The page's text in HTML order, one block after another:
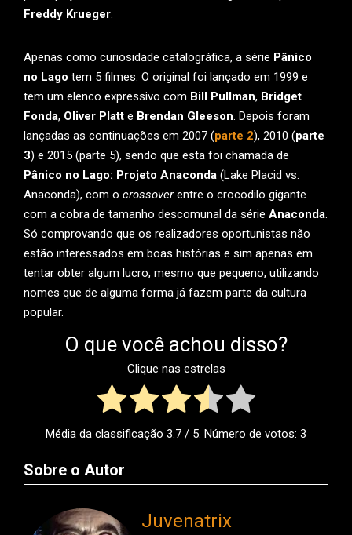
Freddy Krueger.
Apenas como curiosidade catalográfica, a série Pânico
no Lago tem 5 filmes. O original foi lançado em 1999 e
tem um elenco expressivo com Bill Pullman, Bridget
Fonda, Oliver Platt e Brendan Gleeson. Depois foram
lançadas as continuações em 2007 (parte 2), 2010 (parte
3) e 2015 (parte 5), sendo que esta foi chamada de
Pânico no Lago: Projeto Anaconda (Lake Placid vs.
Anaconda), com o crossoverentre o crocodilo gigante
com a cobra de tamanho descomunal da série Anaconda.
Só comprovando que os realizadores oportunistas não
estão interessados em boas histórias e sim apenas em
tentar obter algum lucro, mesmo que pequeno, utilizando
nomes que de alguma forma já fazem parte da cultura
popular.
O que você achou disso?
Clique nas estrelas
Média da classificação 3.7 / 5. Número de votos: 3
Sobre o Autor
Juvenatrix